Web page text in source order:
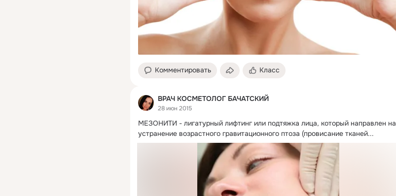
Комментировать Класс
ВРАЧ КОСМЕТОЛОГ БАЧАТСКИЙ
28 июн 2015
МЕЗОНИТИ - лигатурный лифтинг или подтяжка лица, который направлен на
устранение возрастного гравитационного птоза (провисание тканей...